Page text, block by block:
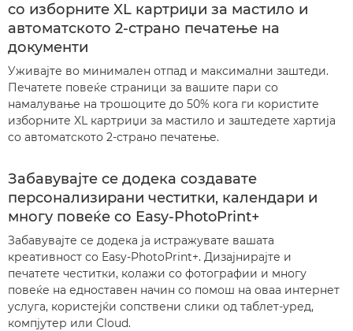
со изборните XL картриџи за мастило и
автоматското 2-страно печатење на
документи
Уживајте во минимален отпад и максимални заштеди.
Печатете повеќе страници за вашите пари со
намалување на трошоците до 50% кога ги користите
изборните XL картриџи за мастило и заштедете хартија
со автоматското 2-страно печатење.
Забавувајте се додека создавате
персонализирани честитки, календари и
многу повеќе со Easy-PhotoPrint+
Забавувајте се додека ја истражувате вашата
креативност со Easy-PhotoPrint+. Дизајнирајте и
печатете честитки, колажи со фотографии и многу
повеќе на едноставен начин со помош на оваа интернет
услуга, користејќи сопствени слики од таблет-уред,
компјутер или Cloud.